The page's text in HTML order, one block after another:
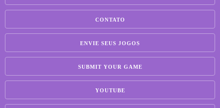
CONTATO
ENVIE SEUS JOGOS
SUBMIT YOUR GAME
YOUTUBE